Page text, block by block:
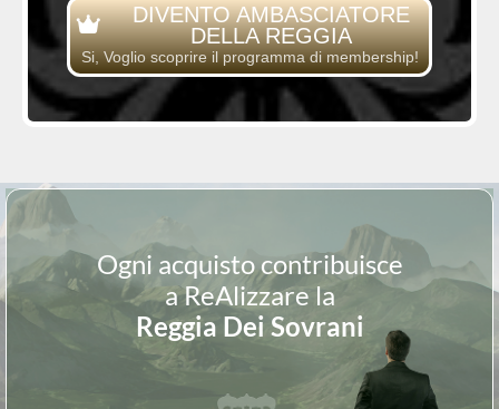
DIVENTO AMBASCIATORE
DELLA REGGIA
Si, Voglio scoprire il programma di membership!
Ogni acquisto contribuisce
a ReAlizzare la
Reggia Dei Sovrani